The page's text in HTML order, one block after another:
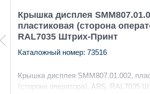
Крышка дисплея
пластиковая (сторона
RAL7035 Штрих-Принт
Каталожный номер: 73516
Крышка дисплея SMM807.01.002,
(сторона оператора), ABS, RAL7035